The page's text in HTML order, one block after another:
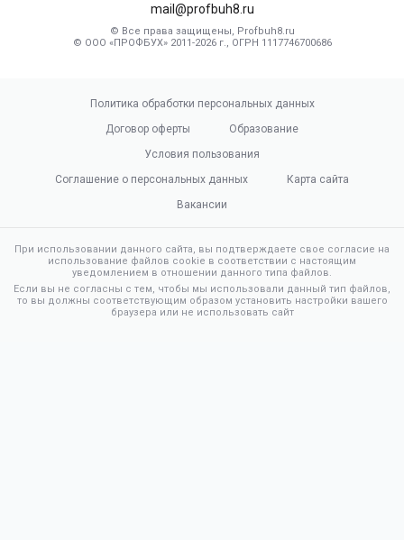
mail@profbuh8.ru
© Все права защищены, Profbuh8.ru
© ООО «ПРОФБУХ» 2011-2026 г., ОГРН 1117746700686
Политика обработки персональных данных
Договор оферты
Образование
Условия пользования
Соглашение о персональных данных
Карта сайта
Вакансии
При использовании данного сайта, вы подтверждаете свое согласие на
использование файлов cookie в соответствии с настоящим
уведомлением в отношении данного типа файлов.
Если вы не согласны с тем, чтобы мы использовали данный тип файлов,
то вы должны соответствующим образом установить настройки вашего
браузера или не использовать сайт